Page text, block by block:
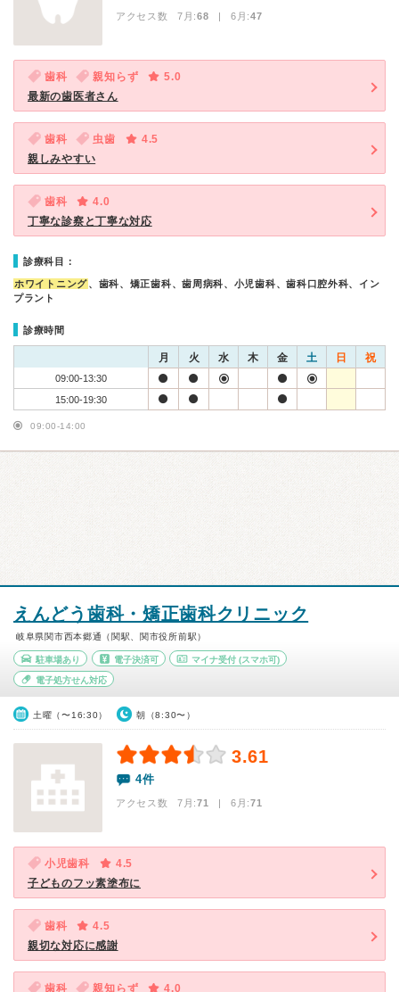
アクセス数 7月:68 | 6月:47
歯科 親知らず
5.0
最新の歯医者さん
歯科 虫歯
4.5
親しみやすい
歯科
4.0
丁寧な診察と丁寧な対応
診療科目：
ホワイトニング、歯科、矯正歯科、歯周病科、小児歯科、歯科口腔外科、イン
プラント
診療時間
月 火 水 木 金 土 日 祝
09:00-13:30
15:00-19:30
09:00-14:00
えんどう歯科・矯正歯科クリニック
岐阜県関市西本郷通（関駅、関市役所前駅）
駐車場あり 電子決済可 マイナ受付 (スマホ可)
電子処方せん対応
土曜（〜16:30） 朝（8:30〜）
3.61
4件
アクセス数 7月:71 | 6月:71
小児歯科
4.5
子どものフッ素塗布に
歯科
4.5
親切な対応に感謝
歯科 親知らず 4.0